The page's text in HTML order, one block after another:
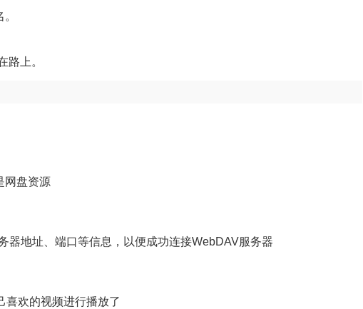
路上。
网盘资源
器地址、端口等信息，以便成功连接WebDAV服务器
喜欢的视频进行播放了